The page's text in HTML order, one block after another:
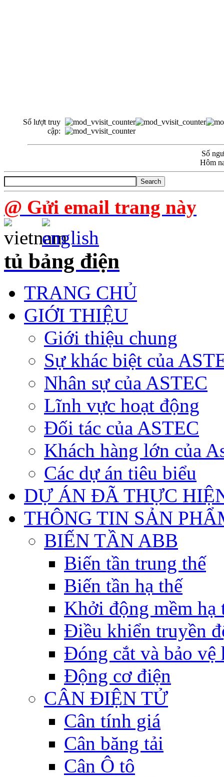
Số lượt truy
cập:
Số
Hôm
@ Gửi email trang này
tủ bảng điện
TRANG CHỦ
GIỚI THIỆU
Giới thiệu chung
Sự khác biệt của
Nhân sự của ASTEC
Lĩnh vực hoạt động
Đối tác của ASTEC
Khách hàng lớn của
Các dự án tiêu biểu
DỰ ÁN ĐÃ THỰC
THÔNG TIN SẢN
BIẾN TẦN ABB
Biến tần trung thế
Biến tần hạ thế
Khởi động mềm hạ
Điều khiển truyền
Đóng cắt và bảo vệ
Động cơ điện
CÂN ĐIỆN TỬ
Cân tính giá
Cân băng tải
Cân Ô tô